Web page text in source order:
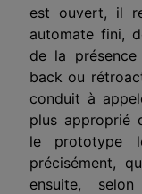
est ouvert, il
automate fini,
de la
back ou
conduit à
plus approprié
le prototype
précisément,
ensuite,